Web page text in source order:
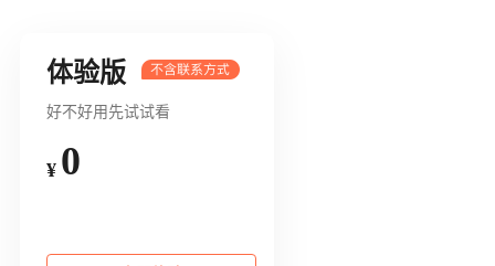
体验版
好不好用先试试看
¥ 0